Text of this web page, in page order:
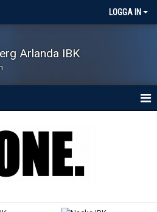
LOGGA IN
Arlanda IBK